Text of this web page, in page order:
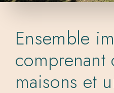
Ensemble
comprenant
maisons et